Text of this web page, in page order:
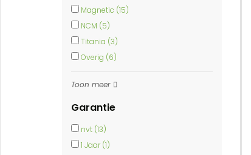
Magnetic (15)
NCM (5)
Titania (3)
Overig (6)
Toon meer
Garantie
nvt (13)
1 Jaar (1)